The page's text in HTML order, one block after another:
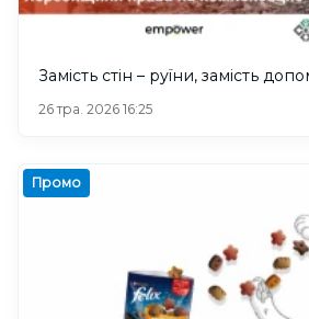
Замість стін – руїни, замість
26 тра. 2026 16:25
Промо